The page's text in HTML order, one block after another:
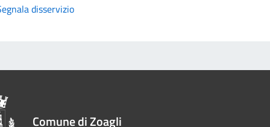
disservizio
Comune di Zoagli